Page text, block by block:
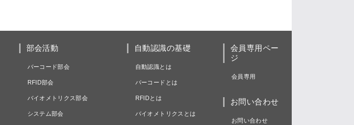
部会活動
バーコード部会
RFID部会
バイオメトリクス部会
システム部会
自動認識の基礎
自動認識とは
バーコードとは
RFIDとは
バイオメトリクスとは
会員専用ペー
ジ
会員専用
お問い合わせ
お問い合わせ